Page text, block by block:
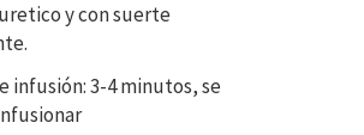
y con suerte
infusión: 3-4 minutos, se